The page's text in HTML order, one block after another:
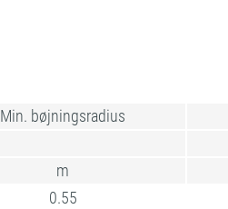
Min. bøjningsradius
m
0.55